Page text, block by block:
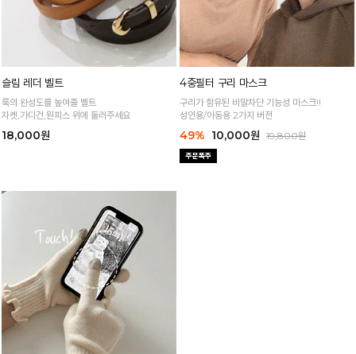
슬림 레더 벨트
룩의 완성도를 높여줄 벨트
자켓,가디건,원피스 위에 둘러주세요
18,000원
4중필터 구리 마스크
구리가 함유된 비말차단 기능성 마스크!!
성인용/아동용 2가지 버전
49% 10,000원 19,800원